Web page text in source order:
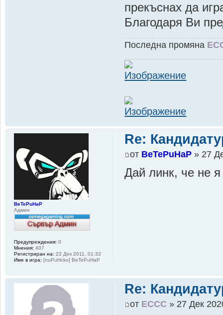
прекъснах да
Благодаря Ви
Последна промяна
Re:
от BeTePuHaP » 27
Дай линк, че не
BeTePuHaP
Админ
Предупреждения: 0
Мнения: 407
Регистриран на: 22 Дек 2011, 01:32
Име в игра: [nuPuHcko] BeTePuHaP
Re:
от ECCC » 27 Дек